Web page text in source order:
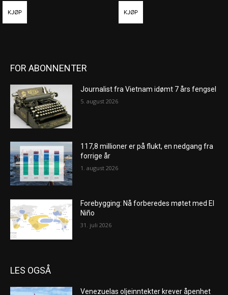
KJØP KJØP
FOR ABONNENTER
Journalist fra Vietnam idømt 7 års fengsel
5. august 2026
117,8 millioner er på flukt, en nedgang fra
forrige år
1. august 2026
Forebygging: Nå forberedes møtet med El
Niño
31. juli 2026
LES OGSÅ
Venezuelas oljeinntekter krever åpenhet